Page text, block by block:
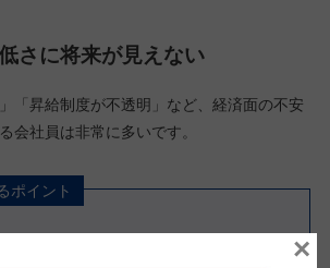
さに将来が見えない
「昇給制度が不透明」など、経済面の不安
会社員は非常に多いです。
ポイント
×